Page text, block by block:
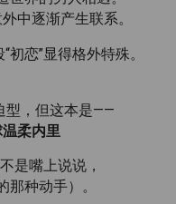
中逐渐产生联系。
恋”显得格外特殊。
型，但这本是——
柔内里
是嘴上说说，
那种动手）。